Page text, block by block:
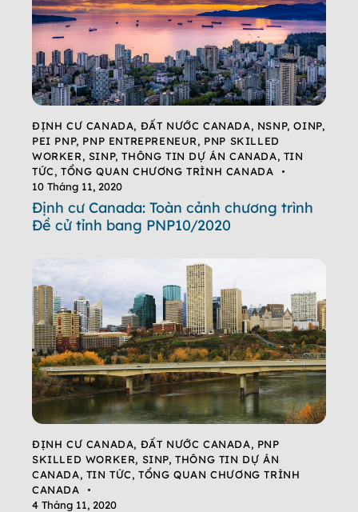
ĐỊNH CƯ CANADA, ĐẤT NƯỚC CANADA, NSNP,OINP,
PEI PNP, PNP ENTREPRENEUR, PNP SKILLED
WORKER, SINP,THÔNG TIN DỰ ÁN CANADA, TIN
TỨC,TỔNG QUAN CHƯƠNG TRÌNH CANADA
10 Tháng 11, 2020
Định cư Canada: Toàn cảnh chương trình
Đề cử tỉnh bang PNP10/2020
ĐỊNH CƯ CANADA, ĐẤT NƯỚC CANADA, PNP
SKILLED WORKER, SINP,THÔNG TIN DỰ ÁN
CANADA, TIN TỨC,TỔNG QUAN CHƯƠNG TRÌNH
CANADA
4 Tháng 11, 2020